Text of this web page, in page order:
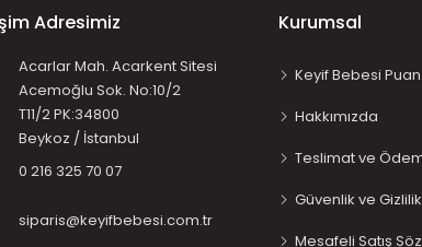
Adresimiz
Acarlar Mah. Acarkent Sitesi
Acemoğlu Sok. No:10/2
T11/2 PK:34800
Beykoz / İstanbul
0 216 325 70 07
siparis@keyifbebesi.com.tr
Kurumsal
Keyif Bebesi Puan
Hakkımızda
Teslimat ve
Güvenlik ve Gizlilik
Mesafeli Satış